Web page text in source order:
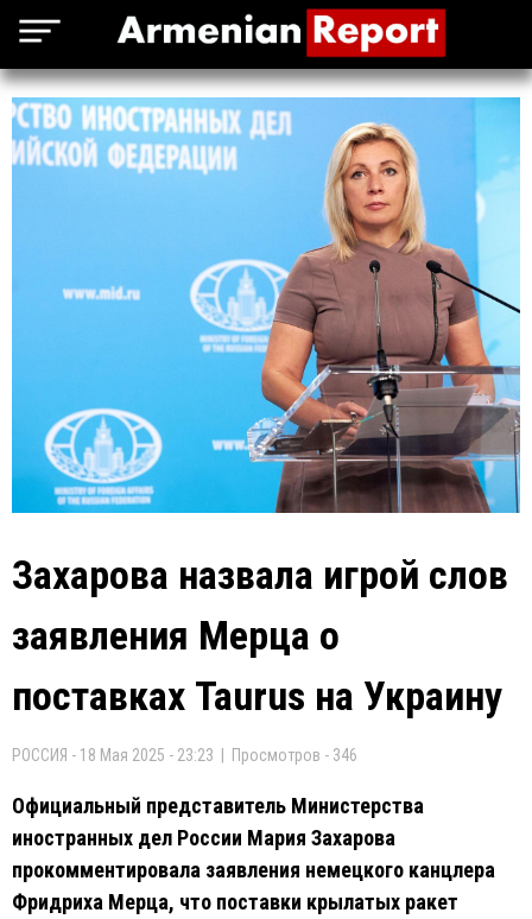
Захарова назвала игрой слов
заявления Мерца о
поставках Taurus на Украину
РОССИЯ - 18 Мая 2025 - 23:23 | Просмотров - 346
Официальный представитель Министерства
иностранных дел России Мария Захарова
прокомментировала заявления немецкого канцлера
Фридриха Мерца, что поставки крылатых ракет